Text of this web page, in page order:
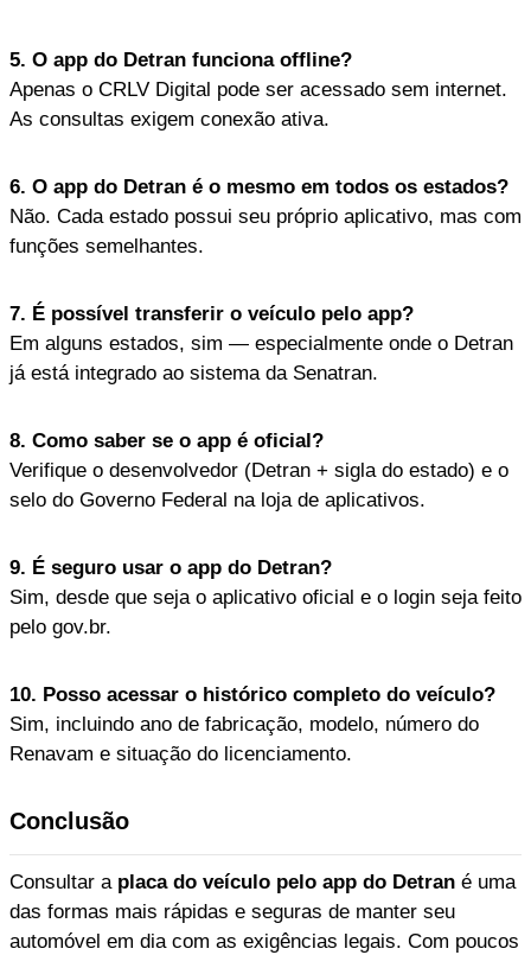
5. O app do Detran funciona offline?
Apenas o CRLV Digital pode ser acessado sem internet.
As consultas exigem conexão ativa.
6. O app do Detran é o mesmo em todos os estados?
Não. Cada estado possui seu próprio aplicativo, mas com
funções semelhantes.
7. É possível transferir o veículo pelo app?
Em alguns estados, sim — especialmente onde o Detran
já está integrado ao sistema da Senatran.
8. Como saber se o app é oficial?
Verifique o desenvolvedor (Detran + sigla do estado) e o
selo do Governo Federal na loja de aplicativos.
9. É seguro usar o app do Detran?
Sim, desde que seja o aplicativo oficial e o login seja feito
pelo gov.br.
10. Posso acessar o histórico completo do veículo?
Sim, incluindo ano de fabricação, modelo, número do
Renavam e situação do licenciamento.
Conclusão
Consultar a placa do veículo pelo app do Detran é uma
das formas mais rápidas e seguras de manter seu
automóvel em dia com as exigências legais. Com poucos